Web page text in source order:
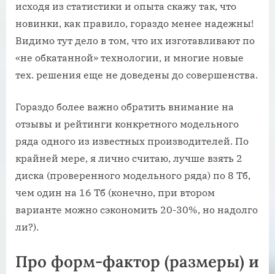
исходя из статистики и опыта скажу так, что
новинки, как правило, гораздо менее надежны!
Видимо тут дело в том, что их изготавливают по
«не обкатанной» технологии, и многие новые
тех. решения еще не доведены до совершенства.
Гораздо более важно обратить внимание на
отзывы и рейтинги конкретного модельного
ряда одного из известных производителей. По
крайней мере, я лично считаю, лучше взять 2
диска (проверенного модельного ряда) по 8 Тб,
чем один на 16 Тб (конечно, при втором
варианте можно сэкономить 20-30%, но надолго
ли?).
Про форм-фактор (размеры) и